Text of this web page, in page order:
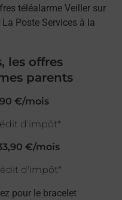
téléalarme Veiller sur
Poste Services à la
les offres
parents
€/mois
d'impôt*
€/mois
d'impôt*
pour le bracelet